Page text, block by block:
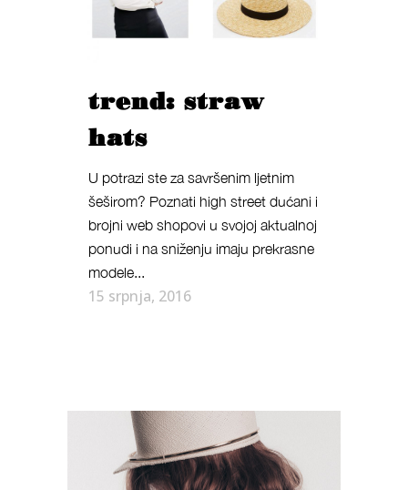
trend: straw
hats
U potrazi ste za savršenim ljetnim
šeširom? Poznati high street dućani i
brojni web shopovi u svojoj aktualnoj
ponudi i na sniženju imaju prekrasne
modele...
15 srpnja, 2016